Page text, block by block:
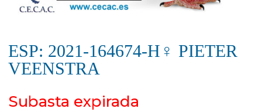
ESP: 2021-164674-H♀ PIETER
VEENSTRA
Subasta expirada